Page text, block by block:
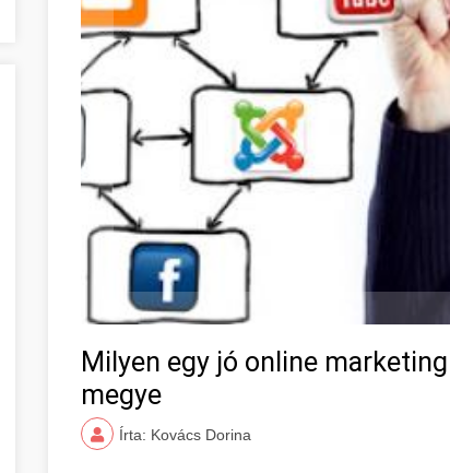
Milyen egy jó online
megye
Írta: Kovács Dorina